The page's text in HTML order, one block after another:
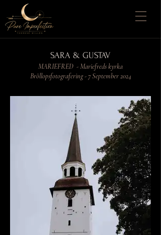
SARA & GUSTAV
MARIEFRED - Mariefreds kyrka
Bröllopsfotografering - 7 September 2024